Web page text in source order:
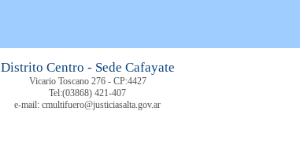
Distrito Centro - Sede Cafayate
Vicario Toscano 276 - CP:4427
Tel:(03868) 421-407
e-mail: cmultifuero@justiciasalta.gov.ar